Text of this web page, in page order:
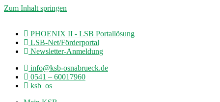
Zum Inhalt springen
PHOENIX II - LSB Portallösung
LSB-Net/Förderportal
Newsletter-Anmeldung
info@ksb-osnabrueck.de
0541 – 60017960
ksb_os